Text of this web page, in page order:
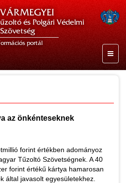
és Polgári Védelmi
Szövetség
portál
az önkénteseknek
forint értékben adományoz
Tűzoltó Szövetségnek. A 40
forint értékű kártya hamarosan
által javasolt egyesületekhez.